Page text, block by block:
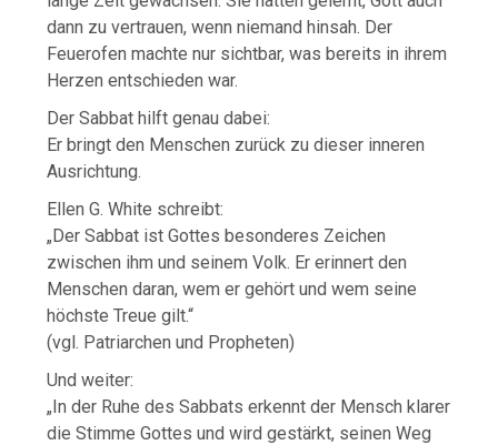
dann zu vertrauen, wenn niemand hinsah. Der
Feuerofen machte nur sichtbar, was bereits in ihrem
Herzen entschieden war.
Der Sabbat hilft genau dabei:
Er bringt den Menschen zurück zu dieser inneren
Ausrichtung.
Ellen G. White schreibt:
„Der Sabbat ist Gottes besonderes Zeichen
zwischen ihm und seinem Volk. Er erinnert den
Menschen daran, wem er gehört und wem seine
höchste Treue gilt.“
(vgl. Patriarchen und Propheten)
Und weiter:
„In der Ruhe des Sabbats erkennt der Mensch klarer
die Stimme Gottes und wird gestärkt, seinen Weg